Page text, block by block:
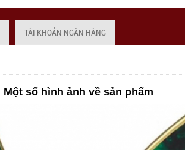
TÀI KHOẢN NGÂN HÀNG
Một số hình ảnh về sản phẩm